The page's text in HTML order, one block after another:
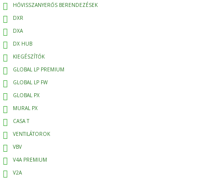
HŐVISSZANYERŐS BERENDEZÉSEK
DXR
DXA
DX HUB
KIEGÉSZÍTŐK
GLOBAL LP PREMIUM
GLOBAL LP FW
GLOBAL PX
MURAL PX
CASA T
VENTILÁTOROK
VBV
V4A PREMIUM
V2A